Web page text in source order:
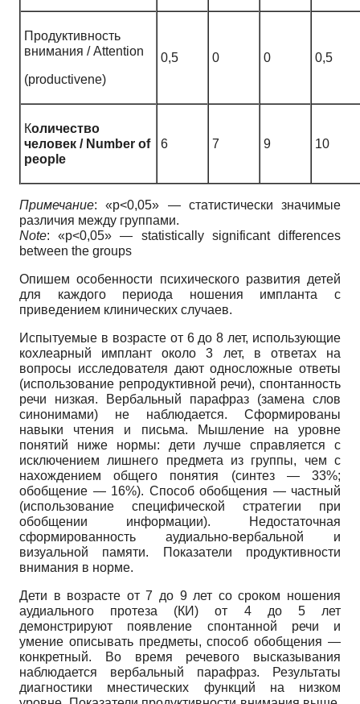
Продуктивность
внимания / Attention
(productivene)
0,5 0 0 0,5
Количество
человек / Number of
people
6 7 9 10
Примечание: «p<0,05» — статистически значимые
различия между группами.
Note: «p<0,05» — statistically significant differences
between the groups
Опишем особенности психического развития детей
для каждого периода ношения импланта с
приведением клинических случаев.
Испытуемые в возрасте от 6 до 8 лет, использующие
кохлеарный имплант около 3 лет, в ответах на
вопросы исследователя дают односложные ответы
(использование репродуктивной речи), спонтанность
речи низкая. Вербальный парафраз (замена слов
синонимами) не наблюдается. Сформированы
навыки чтения и письма. Мышление на уровне
понятий ниже нормы: дети лучше справляется с
исключением лишнего предмета из группы, чем с
нахождением общего понятия (синтез — 33%;
обобщение — 16%). Способ обобщения — частный
(использование специфической стратегии при
обобщении информации). Недостаточная
сформированность аудиально-вербальной и
визуальной памяти. Показатели продуктивности
внимания в норме.
Дети в возрасте от 7 до 9 лет со сроком ношения
аудиального протеза (КИ) от 4 до 5 лет
демонстрируют появление спонтанной речи и
умение описывать предметы, способ обобщения —
конкретный. Во время речевого высказывания
наблюдается вербальный парафраз. Результаты
диагностики мнестических функций на низком